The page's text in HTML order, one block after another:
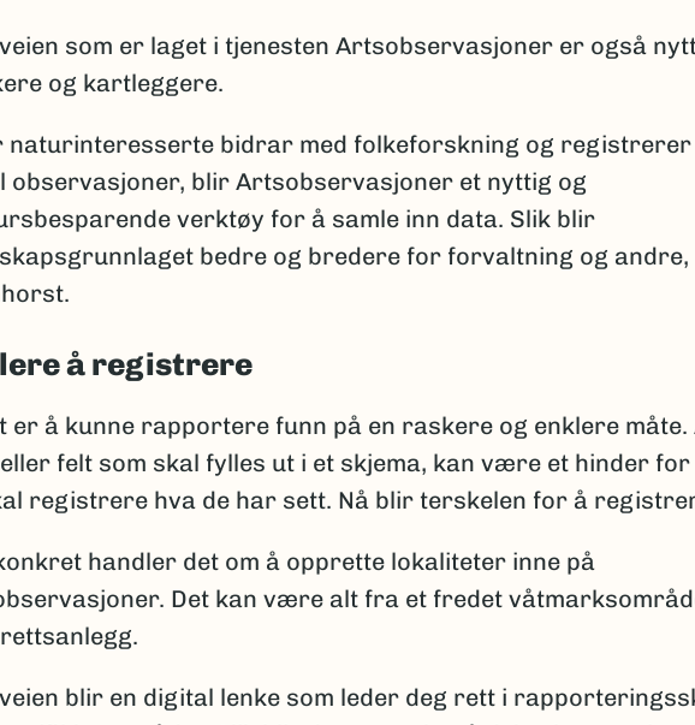
som er laget i tjenesten Artsobservasjoner er også
og kartleggere.
naturinteresserte bidrar med folkeforskning og
observasjoner, blir Artsobservasjoner et nyttig og
verktøy for å samle inn data. Slik blir
bedre og bredere for forvaltning og
å registrere
er å kunne rapportere funn på en raskere og enklere måte.
felt som skal fylles ut i et skjema, kan være et hinder
registrere hva de har sett. Nå blir terskelen for å
handler det om å opprette lokaliteter inne på
Det kan være alt fra et fredet
blir en digital lenke som leder deg rett i